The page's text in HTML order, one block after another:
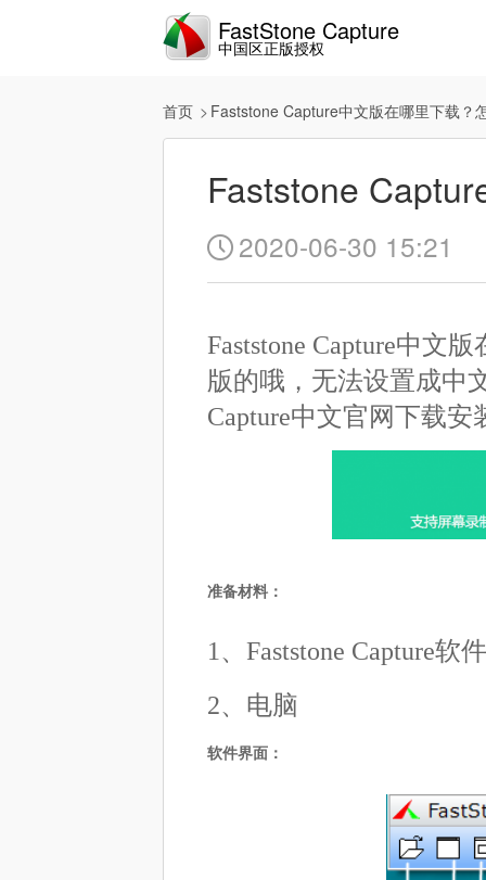
FastStone Capture
中国区正版授权
首页 Faststone Capture中文版在哪里下载？
Faststone
 2020-06-30 15:21
Faststone Capture中文
版的哦，无法设置成中
Capture中文官网下载安
准备材料：
1、Faststone Capture软
2、电脑
软件界面：